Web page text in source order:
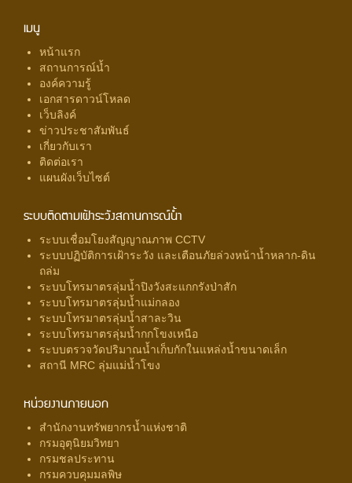
เมนู
หน้าแรก
สถานการณ์น้ำ
องค์ความรู้
เอกสารดาวน์โหลด
เว็บลิงค์
ข่าวประชาสัมพันธ์
เกี่ยวกับเรา
ติดต่อเรา
แผนผังเว็บไซต์
ระบบติดตามเฝ้าระวังสถานการณ์น้ำ
ระบบเชื่อมโยงสัญญาณภาพ CCTV
ระบบปฏิบัติการเฝ้าระวัง และเตือนภัยล่วงหน้าน้ำหลาก-ดิน
ถล่ม
ระบบโทรมาตรลุ่มน้ำปิงวังสะแกกรังป่าสัก
ระบบโทรมาตรลุ่มน้ำแม่กลอง
ระบบโทรมาตรลุ่มน้ำสาละวิน
ระบบโทรมาตรลุ่มน้ำกกโขงเหนือ
ระบบตรวจวัดปริมาณน้ำเก็บกักในแหล่งน้ำขนาดเล็ก
สถานี MRC ลุ่มแม่น้ำโขง
หน่วยงานภายนอก
สำนักงานทรัพยากรน้ำแห่งชาติ
กรมอุตุนิยมวิทยา
กรมชลประทาน
กรมควบคุมมลพิษ